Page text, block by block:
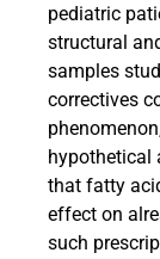
pediatric
structural
samples
correctives
hypothetical
that fatty
effect on
such